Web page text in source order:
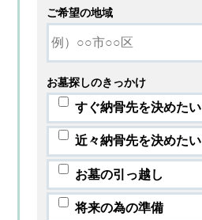
ご希望の地域
お墓探しのきっかけ
すぐ納骨先を決めたい
近々納骨先を決めたい
お墓の引っ越し
将来の為の準備